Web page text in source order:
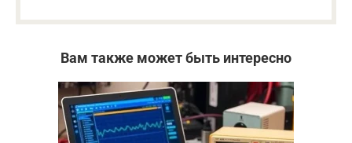
Вам также может быть интересно